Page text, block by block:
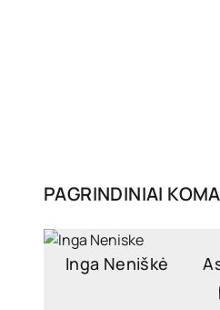
PAGRINDINIAI
Inga Neniškė